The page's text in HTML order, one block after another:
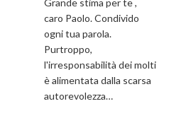
caro Paolo. Condivido
ogni tua parola.
Purtroppo,
l'irresponsabilità dei molti
è alimentata dalla scarsa
autorevolezza…